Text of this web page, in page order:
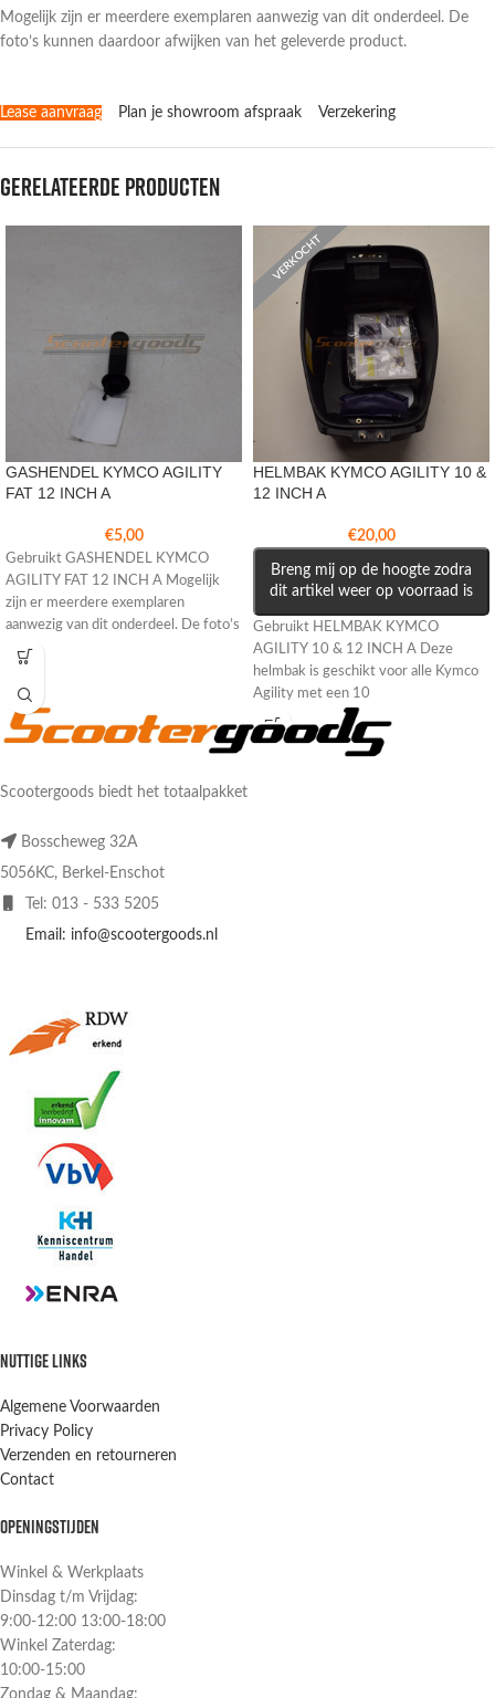
Mogelijk zijn er meerdere exemplaren aanwezig van dit onderdeel. De
foto’s kunnen daardoor afwijken van het geleverde product.
Lease aanvraag Plan je showroom afspraak Verzekering
Gerelateerde producten
GASHENDEL KYMCO AGILITY
FAT 12 INCH A
€5,00
Gebruikt GASHENDEL KYMCO
AGILITY FAT 12 INCH A Mogelijk
zijn er meerdere exemplaren
aanwezig van dit onderdeel. De foto’s
kunnen
VERKOCHT
HELMBAK KYMCO AGILITY 10 &
12 INCH A
€20,00
Breng mij op de hoogte zodra
dit artikel weer op voorraad is
Gebruikt HELMBAK KYMCO
AGILITY 10 & 12 INCH A Deze
helmbak is geschikt voor alle Kymco
Agility met een 10
Scootergoods biedt het totaalpakket
Bosscheweg 32A
5056KC, Berkel-Enschot
Tel: 013 - 533 5205
Email: info@scootergoods.nl
NUTTIGE LINKS
Algemene Voorwaarden
Privacy Policy
Verzenden en retourneren
Contact
OPENINGSTIJDEN
Winkel & Werkplaats
Dinsdag t/m Vrijdag:
9:00-12:00 13:00-18:00
Winkel Zaterdag:
10:00-15:00